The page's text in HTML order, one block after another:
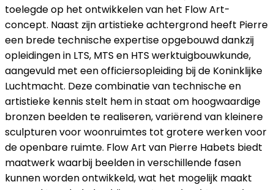
toelegde op het ontwikkelen van het Flow Art-
concept. Naast zijn artistieke achtergrond heeft Pierre
een brede technische expertise opgebouwd dankzij
opleidingen in LTS, MTS en HTS werktuigbouwkunde,
aangevuld met een officiersopleiding bij de Koninklijke
Luchtmacht. Deze combinatie van technische en
artistieke kennis stelt hem in staat om hoogwaardige
bronzen beelden te realiseren, variërend van kleinere
sculpturen voor woonruimtes tot grotere werken voor
de openbare ruimte. Flow Art van Pierre Habets biedt
maatwerk waarbij beelden in verschillende fasen
kunnen worden ontwikkeld, wat het mogelijk maakt